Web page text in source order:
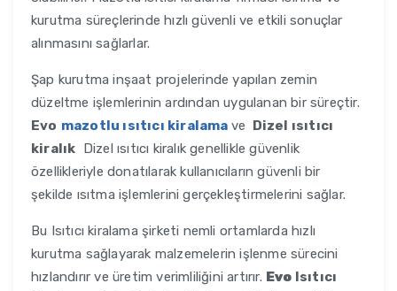
kurutma süreçlerinde hızlı güvenli ve etkili sonuçlar
alınmasını sağlarlar.
Şap kurutma inşaat projelerinde yapılan zemin
düzeltme işlemlerinin ardından uygulanan bir süreçtir.
Evo mazotlu ısıtıcı kiralama ve Dizel ısıtıcı
kiralık Dizel ısıtıcı kiralık genellikle güvenlik
özellikleriyle donatılarak kullanıcıların güvenli bir
şekilde ısıtma işlemlerini gerçekleştirmelerini sağlar.
Bu Isıtıcı kiralama şirketi nemli ortamlarda hızlı
kurutma sağlayarak malzemelerin işlenme sürecini
hızlandırır ve üretim verimliliğini artırır. Evo Isıtıcı